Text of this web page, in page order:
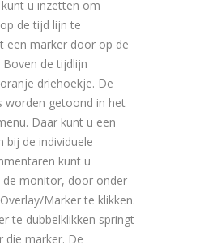
u inzetten om
de tijd lijn te
een marker door op de
de tijdlijn
driehoekje. De
worden getoond in het
Daar kunt u een
bij de individuele
kunt u
de monitor, door onder
Marker te klikken.
te dubbelklikken springt
die marker. De